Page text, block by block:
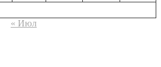
« Июл